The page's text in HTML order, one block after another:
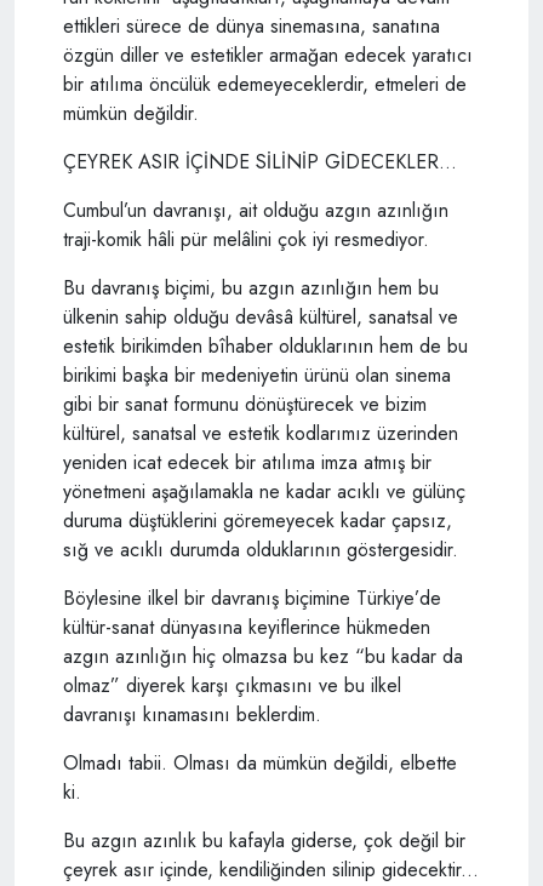
ettikleri sürece de dünya sinemasına, sanatına
özgün diller ve estetikler armağan edecek yaratıcı
bir atılıma öncülük edemeyeceklerdir, etmeleri de
mümkün değildir.
ÇEYREK ASIR İÇİNDE SİLİNİP GİDECEKLER...
Cumbul’un davranışı, ait olduğu azgın azınlığın
traji-komik hâli pür melâlini çok iyi resmediyor.
Bu davranış biçimi, bu azgın azınlığın hem bu
ülkenin sahip olduğu devâsâ kültürel, sanatsal ve
estetik birikimden bîhaber olduklarının hem de bu
birikimi başka bir medeniyetin ürünü olan sinema
gibi bir sanat formunu dönüştürecek ve bizim
kültürel, sanatsal ve estetik kodlarımız üzerinden
yeniden icat edecek bir atılıma imza atmış bir
yönetmeni aşağılamakla ne kadar acıklı ve gülünç
duruma düştüklerini göremeyecek kadar çapsız,
sığ ve acıklı durumda olduklarının göstergesidir.
Böylesine ilkel bir davranış biçimine Türkiye’de
kültür-sanat dünyasına keyiflerince hükmeden
azgın azınlığın hiç olmazsa bu kez “bu kadar da
olmaz” diyerek karşı çıkmasını ve bu ilkel
davranışı kınamasını beklerdim.
Olmadı tabii. Olması da mümkün değildi, elbette
ki.
Bu azgın azınlık bu kafayla giderse, çok değil bir
çeyrek asır içinde, kendiliğinden silinip gidecektir...